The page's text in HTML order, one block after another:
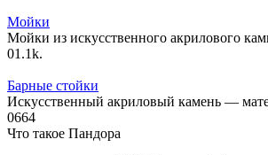
Мойки
Мойки из искусственного акрилового
01.1k.
Барные стойки
Искусственный акриловый камень —
0664
Что такое Пандора